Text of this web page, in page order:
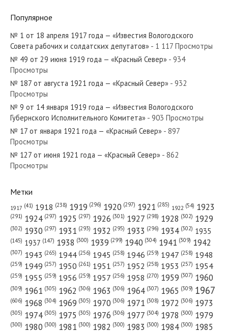
№ 68 от апреля 1945 года — «Красный Север»
№ 212 от сентября 1982 года — «Красный Север»
№ 124 от июня 1931 года — «Красный Север»
№ 277 от декабря 1979 года — «Красный Север»
№ 70 от марта 1931 года — «Красный Север»
Популярное
№ 1 от 18 апреля 1917 года — «Известия Вологодского
Совета рабочих и солдатских депутатов» - 1 117 Просмотры
№ 49 от 29 июня 1919 года — «Красный Север» - 934
Просмотры
№ 187 от августа 1921 года — «Красный Север» - 932
Просмотры
№ 9 от 14 января 1919 года — «Известия Вологодского
Губернского Исполнительного Комитета» - 903 Просмотры
№ 17 от января 1921 года — «Красный Север» - 897
Просмотры
№ 127 от июня 1921 года — «Красный Север» - 862
Просмотры
Метки
1917 (41) 1918 (238) 1919 (296) 1920 (297) 1921 (285) 1922 (54) 1923
(291) 1924 (297) 1925 (297) 1926 (301) 1927 (298) 1928 (302) 1929
(302) 1930 (297) 1931 (293) 1932 (295) 1933 (296) 1934 (302) 1935
(145) 1937 (147) 1938 (300) 1939 (299) 1940 (304) 1941 (309) 1942
(307) 1943 (265) 1944 (256) 1945 (258) 1946 (259) 1947 (258) 1948
(259) 1949 (257) 1950 (261) 1951 (257) 1952 (258) 1953 (257) 1954
(259) 1955 (259) 1956 (259) 1957 (256) 1958 (270) 1959 (307) 1960
(309) 1961 (305) 1962 (306) 1963 (306) 1964 (307) 1965 (309) 1967
(606) 1968 (304) 1969 (305) 1970 (306) 1971 (308) 1972 (306) 1973
(305) 1974 (305) 1975 (305) 1976 (306) 1977 (304) 1978 (300) 1979
(300) 1980 (300) 1981 (300) 1982 (300) 1983 (300) 1984 (300) 1985